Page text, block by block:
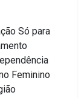
Só para
Feminino